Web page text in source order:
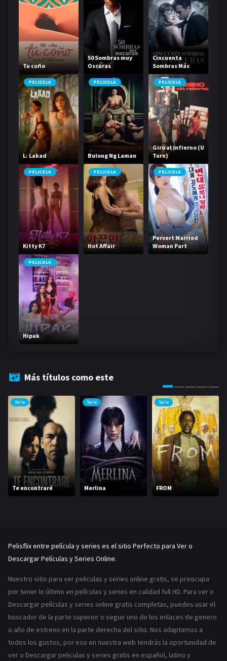
Tu coño
50 Sombras muy
Oscuras
Cincuenta
Sombras Más
Oscuras
PELICULA
L: Lakad
PELICULA
Bulong Ng Laman
PELICULA
Giro al infierno (U
Turn)
PELICULA
Kitty K7
PELICULA
Hot Affair
PELICULA
Pervert Married
Woman Part
Timer Who Was
PELICULA
Hipak
Más títulos como este
Serie
Te encontraré
Serie
Merlina
Serie
FROM
Pelisflix entre película y series es el sitio Perfecto para Ver o
Descargar Películas y Series Online.
Nuestro sitio para ver peliculas y series online gratis, se preocupa
por tener lo último en películas y series en calidad full HD. Para ver o
Descargar películas y series online gratis completas, puedes usar el
buscador de la parte superior o seguir uno de los enlaces de genero
o año de estreno en la parte derecha del sitio. Nos adaptamos a
todos los gustos, por eso en nuestra web tendrás la oportunidad de
ver o Descargar peliculas y series gratis en español, latino y